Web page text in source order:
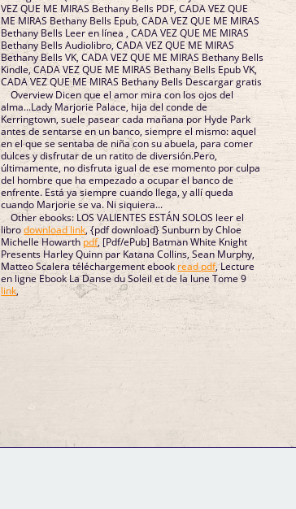
VEZ QUE ME MIRAS Bethany Bells PDF, CADA VEZ QUE
ME MIRAS Bethany Bells Epub, CADA VEZ QUE ME MIRAS
Bethany Bells Leer en línea , CADA VEZ QUE ME MIRAS
Bethany Bells Audiolibro, CADA VEZ QUE ME MIRAS
Bethany Bells VK, CADA VEZ QUE ME MIRAS Bethany Bells
Kindle, CADA VEZ QUE ME MIRAS Bethany Bells Epub VK,
CADA VEZ QUE ME MIRAS Bethany Bells Descargar gratis
Overview Dicen que el amor mira con los ojos del
alma...Lady Marjorie Palace, hija del conde de
Kerringtown, suele pasear cada mañana por Hyde Park
antes de sentarse en un banco, siempre el mismo: aquel
en el que se sentaba de niña con su abuela, para comer
dulces y disfrutar de un ratito de diversión.Pero,
últimamente, no disfruta igual de ese momento por culpa
del hombre que ha empezado a ocupar el banco de
enfrente. Está ya siempre cuando llega, y allí queda
cuando Marjorie se va. Ni siquiera...
Other ebooks: LOS VALIENTES ESTÁN SOLOS leer el
librodownload link, {pdf download} Sunburn by Chloe
Michelle Howarthpdf, [Pdf/ePub] Batman White Knight
Presents Harley Quinn par Katana Collins, Sean Murphy,
Matteo Scalera téléchargement ebook read pdf, Lecture
en ligne Ebook La Danse du Soleil et de la lune Tome 9
link,